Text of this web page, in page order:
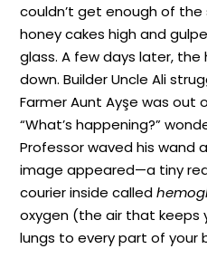
couldn’t get enough of
honey cakes high and
glass. A few days later,
down. Builder Uncle Ali
Farmer Aunt Ayşe was out
“What’s happening?”
Professor waved his wand
image appeared—a tiny
courier inside called
oxygen (the air that keeps
lungs to every part of your